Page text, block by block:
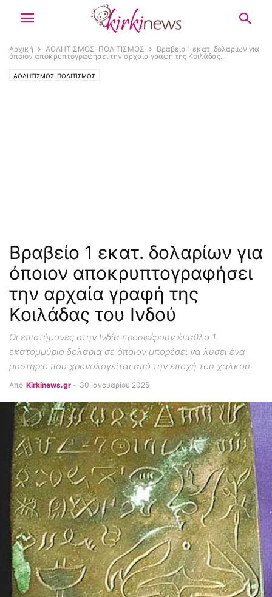
Αρχική ΑΘΛΗΤΙΣΜΟΣ-ΠΟΛΙΤΙΣΜΟΣ
Βραβείο 1 εκατ. δολαρίων για
όποιον αποκρυπτογραφήσει την αρχαία γραφή της Κοιλάδας...
ΑΘΛΗΤΙΣΜΟΣ-ΠΟΛΙΤΙΣΜΟΣ
Βραβείο 1 εκατ. δολαρίων για
όποιον αποκρυπτογραφήσει
την αρχαία γραφή της
Κοιλάδας του Ινδού
Οι επιστήμονες στην Ινδία προσφέρουν έπαθλο 1
εκατομμύριο δολάρια σε όποιον μπορέσει να λύσει ένα
μυστήριο που χρονολογείται από την εποχή του χαλκού.
Από Kirkinews.gr - 30 Ιανουαρίου 2025